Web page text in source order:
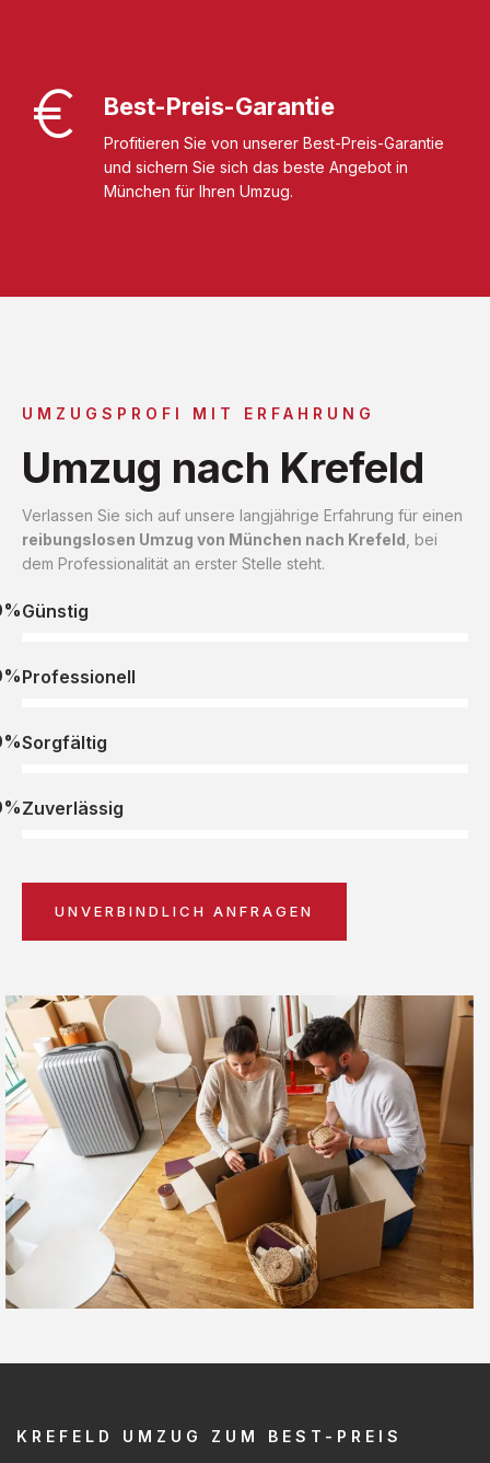
Best-Preis-Garantie
Profitieren Sie von unserer Best-Preis-Garantie
und sichern Sie sich das beste Angebot in
München für Ihren Umzug.
UMZUGSPROFI MIT ERFAHRUNG
Umzug nach Krefeld
Verlassen Sie sich auf unsere langjährige Erfahrung für einen
reibungslosen Umzug von München nach Krefeld , bei
dem Professionalität an erster Stelle steht.
Günstig
Professionell
Sorgfältig
Zuverlässig
UNVERBINDLICH ANFRAGEN
KREFELD UMZUG ZUM BEST-PREIS